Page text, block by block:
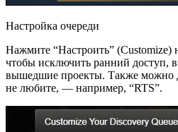
Настройка очереди
Нажмите “Настроить” (Customize)
чтобы исключить ранний доступ,
вышедшие проекты. Также можно
не любите, — например, “RTS”.